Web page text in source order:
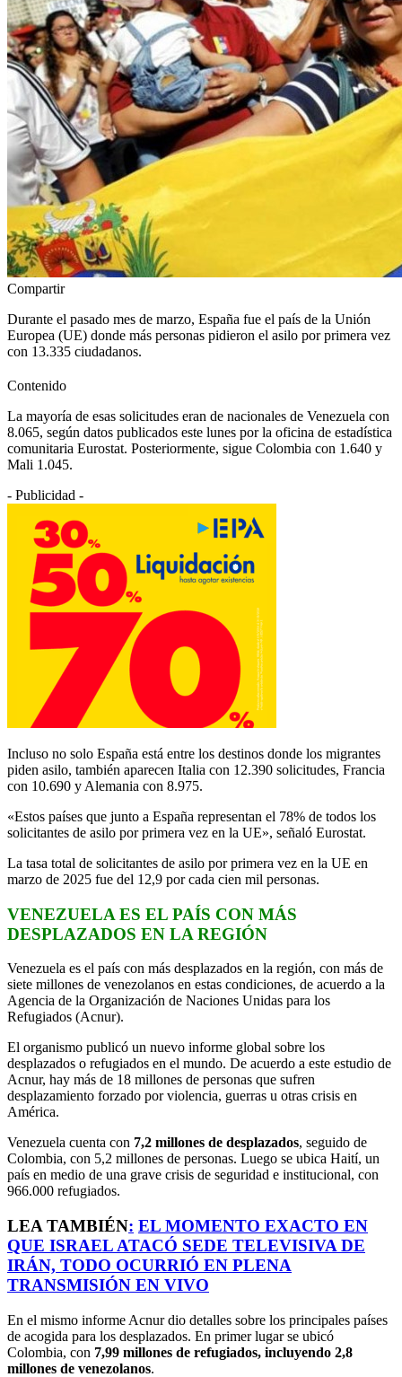
Compartir
Durante el pasado mes de marzo, España fue el país de la Unión
Europea (UE) donde más personas pidieron el asilo por primera vez
con 13.335 ciudadanos.
Contenido
La mayoría de esas solicitudes eran de nacionales de Venezuela con
8.065, según datos publicados este lunes por la oficina de estadística
comunitaria Eurostat. Posteriormente, sigue Colombia con 1.640 y
Mali 1.045.
- Publicidad -
Incluso no solo España está entre los destinos donde los migrantes
piden asilo, también aparecen Italia con 12.390 solicitudes, Francia
con 10.690 y Alemania con 8.975.
«Estos países que junto a España representan el 78% de todos los
solicitantes de asilo por primera vez en la UE», señaló Eurostat.
La tasa total de solicitantes de asilo por primera vez en la UE en
marzo de 2025 fue del 12,9 por cada cien mil personas.
VENEZUELA ES EL PAÍS CON MÁS
DESPLAZADOS EN LA REGIÓN
Venezuela es el país con más desplazados en la región, con más de
siete millones de venezolanos en estas condiciones, de acuerdo a la
Agencia de la Organización de Naciones Unidas para los
Refugiados (Acnur).
El organismo publicó un nuevo informe global sobre los
desplazados o refugiados en el mundo. De acuerdo a este estudio de
Acnur, hay más de 18 millones de personas que sufren
desplazamiento forzado por violencia, guerras u otras crisis en
América.
Venezuela cuenta con 7,2 millones de desplazados, seguido de
Colombia, con 5,2 millones de personas. Luego se ubica Haití, un
país en medio de una grave crisis de seguridad e institucional, con
966.000 refugiados.
LEA TAMBIÉN: EL MOMENTO EXACTO EN
QUE ISRAEL ATACÓ SEDE TELEVISIVA DE
IRÁN, TODO OCURRIÓ EN PLENA
TRANSMISIÓN EN VIVO
En el mismo informe Acnur dio detalles sobre los principales países
de acogida para los desplazados. En primer lugar se ubicó
Colombia, con 7,99 millones de refugiados, incluyendo 2,8
millones de venezolanos.